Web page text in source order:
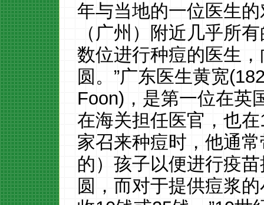
年与当地的一位医生
（广州）附近几乎所
数位进行种痘的医生
圆。”广东医生黄宽
Foon)，是第一位在英
在海关担任医官，也
家召来种痘时，他通
的）孩子以便进行疫
圆，而对于提供痘浆